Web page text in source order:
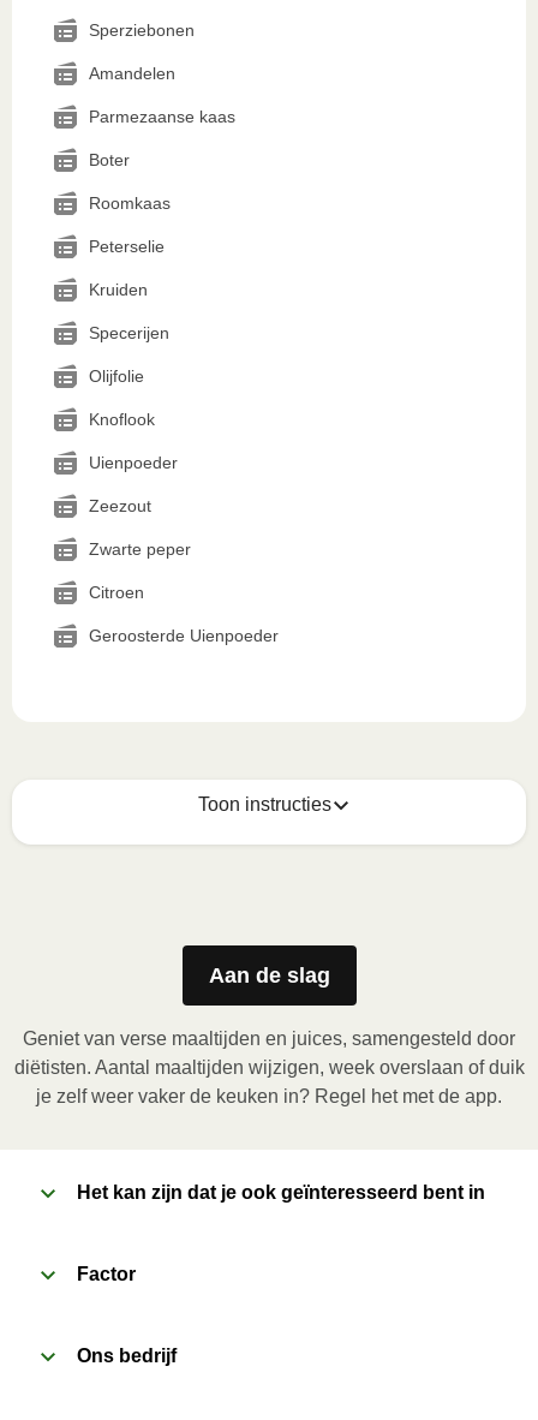
Sperziebonen
Amandelen
Parmezaanse kaas
Boter
Roomkaas
Peterselie
Kruiden
Specerijen
Olijfolie
Knoflook
Uienpoeder
Zeezout
Zwarte peper
Citroen
Geroosterde Uienpoeder
Toon instructies
Zo geniet je er op z'n best van
Magnetron (800W):
Verwijder de kartonnen sleeve en prik enkele gaatjes
in de folie. Plaats het bakje in de magnetron en
verwarm de maaltijd gedurende 3,5 minuten. Laat de
maaltijd daarna nog 1 minuut rusten voor het
verwijderen van de folie. Pas bij het openen op voor
sleeve en prik enkele gaatjes in de folie. Plaats het
daarna nog 1 minuut rusten voor het verwijderen van
Aan de slag
Geniet van verse maaltijden en juices, samengesteld door
diëtisten. Aantal maaltijden wijzigen, week overslaan of duik
je zelf weer vaker de keuken in? Regel het met de app.
Het kan zijn dat je ook geïnteresseerd bent in
Factor
Ons bedrijf